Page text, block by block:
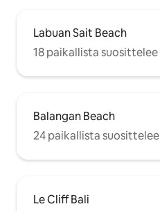
Labuan Sait Beach
18 paikallista suosittelee
Balangan Beach
24 paikallista suosittelee
Le Cliff Bali